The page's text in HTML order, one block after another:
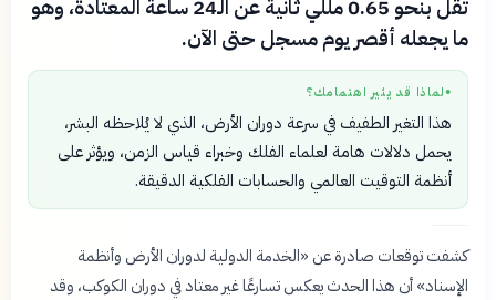
تقل بنحو 0.65 مللي ثانية عن الـ24 ساعة المعتادة، وهو
ما يجعله أقصر يوم مسجل حتى الآن.
● لماذا قد يثير اهتمامك؟
هذا التغير الطفيف في سرعة دوران الأرض، الذي لا يُلاحظه البشر،
يحمل دلالات هامة لعلماء الفلك وخبراء قياس الزمن، ويؤثر على
أنظمة التوقيت العالمي والحسابات الفلكية الدقيقة.
كشفت توقعات صادرة عن «الخدمة الدولية لدوران الأرض وأنظمة
الإسناد» أن هذا الحدث يعكس تسارعًا غير معتاد في دوران الكوكب، وقد